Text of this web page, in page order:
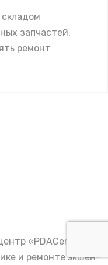
запчастей,
ремонт
«PDACenter»
и ремонте экшен-